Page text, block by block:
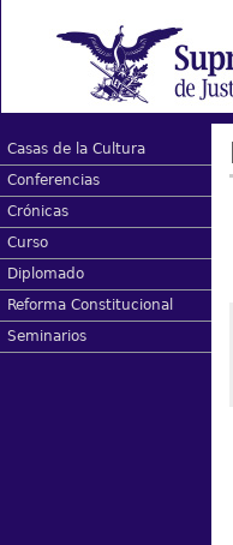
Casas de la Cultura
Conferencias
Crónicas
Curso
Diplomado
Reforma Constitucional
Seminarios